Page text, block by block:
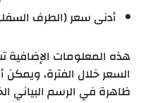
أدنى سعر (الطرف
هذه المعلومات
السعر خلال الفترة،
ظاهرة في الرسم البياني